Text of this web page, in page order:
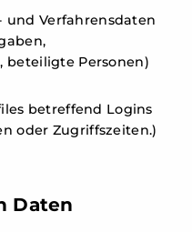
und Verfahrensdaten
Personen)
betreffend Logins
oder Zugriffszeiten.)
Daten